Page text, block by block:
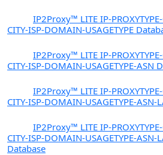
IP2Proxy™ LITE IP-
CITY-ISP-DOMAIN-USAGETYPE
IP2Proxy™ LITE IP-
CITY-ISP-DOMAIN-USAGETYPE-ASN
IP2Proxy™ LITE IP-
CITY-ISP-DOMAIN-USAGETYPE-ASN-
IP2Proxy™ LITE IP-
CITY-ISP-DOMAIN-USAGETYPE-ASN-
Database